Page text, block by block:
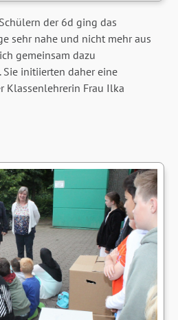
der 6d ging das
sehr nahe und nicht mehr aus
gemeinsam dazu
initiierten daher eine
Klassenlehrerin Frau Ilka